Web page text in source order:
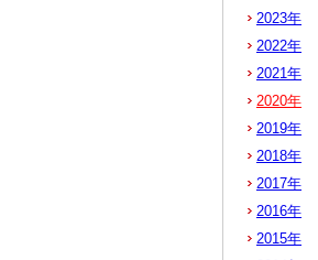
2023年
2022年
2021年
2020年
2019年
2018年
2017年
2016年
2015年